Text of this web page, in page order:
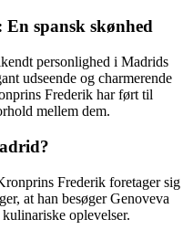
En spansk skønhed
personlighed i Madrids
udseende og charmerende
Frederik har ført til
mellem dem.
Frederik foretager sig
at han besøger Genoveva
oplevelser.